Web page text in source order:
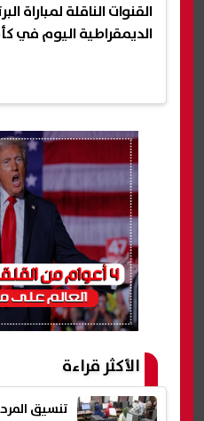
القنوات الناقلة لمباراة
الديمقراطية اليوم في كأس
الأكثر قراءة